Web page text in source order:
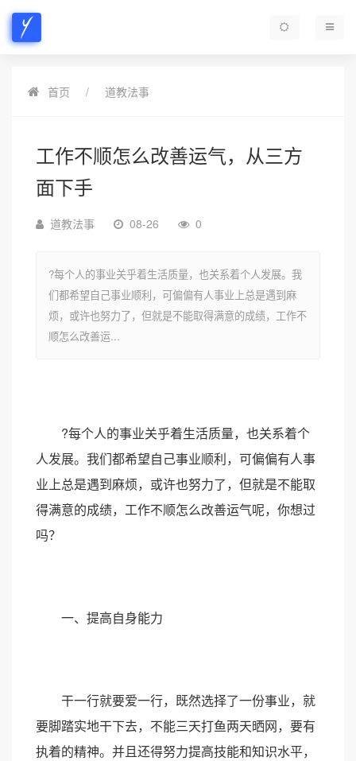
首页 道教法事
工作不顺怎么改善运气，从三方
面下手
道教法事 08-26 0
?每个人的事业关乎着生活质量，也关系着个人发展。我
们都希望自己事业顺利，可偏偏有人事业上总是遇到麻
烦，或许也努力了，但就是不能取得满意的成绩，工作不
顺怎么改善运...
?每个人的事业关乎着生活质量，也关系着个
人发展。我们都希望自己事业顺利，可偏偏有人事
业上总是遇到麻烦，或许也努力了，但就是不能取
得满意的成绩，工作不顺怎么改善运气呢，你想过
吗？
一、提高自身能力
干一行就要爱一行，既然选择了一份事业，就
要脚踏实地干下去，不能三天打鱼两天晒网，要有
执着的精神。并且还得努力提高技能和知识水平，